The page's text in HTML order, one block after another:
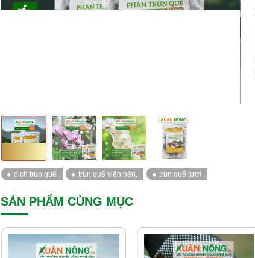
SẢN PHẨM CÙNG MỤC